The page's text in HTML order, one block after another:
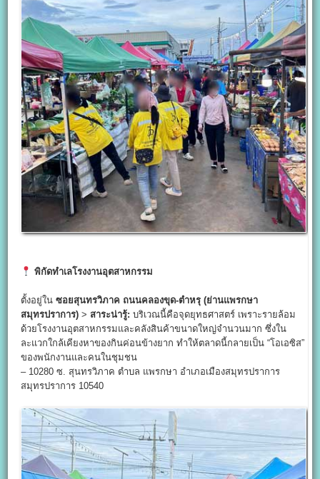
พิกัดทำเลโรงงานอุตสาหกรรม
ตั้งอยู่ในซอยสุนทรวิภาค ถนนคลองขุด-ตำหรุ (ย่านแพรกษา
สมุทรปราการ) >สาระน่ารู้: บริเวณนี้คือจุดยุทธศาสตร์ เพราะรายล้อม
ด้วยโรงงานอุตสาหกรรมและคลังสินค้าขนาดใหญ่จำนวนมาก ซึ่งใน
ละแวกใกล้เคียงหาของกินค่อนข้างยาก ทำให้ตลาดนี้กลายเป็น “โอเอซิส”
ของพนักงานและคนในชุมชน
– 10280 ซ. สุนทรวิภาค ตำบล แพรกษา อำเภอเมืองสมุทรปราการ
สมุทรปราการ 10540